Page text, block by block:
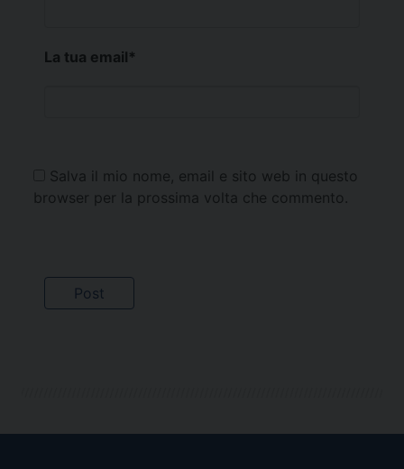
La tua email*
Salva il mio nome, email e sito web in questo
browser per la prossima volta che commento.